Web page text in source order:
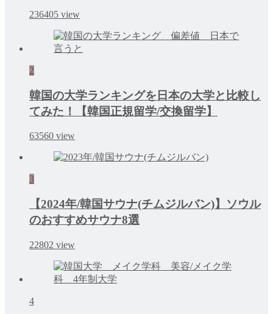
236405 view
2
韓国の大学ランキングを日本の大学と比較し
てみた！【韓国正規留学/交換留学】
63560 view
3
【2024年/韓国サウナ(チムジルバン)】ソウル
のおすすめサウナ8選
22802 view
4